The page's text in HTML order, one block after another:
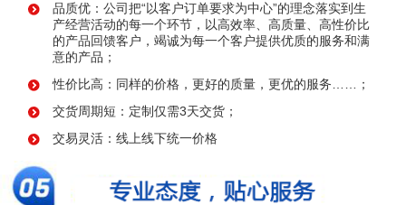
品质优：公司把“以客户订单要求为中心”的理念落实到生
产经营活动的每一个环节，以高效率、高质量、高性价比
的产品回馈客户，竭诚为每一个客户提供优质的服务和满
意的产品；
性价比高：同样的价格，更好的质量，更优的服务……；
交货周期短：定制仅需3天交货；
交易灵活：线上线下统一价格